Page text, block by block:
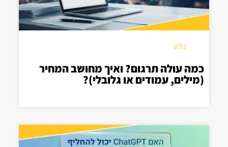
בלוג
כמה עולה תרגום? ואיך מחושב המחיר
(מילים, עמודים או גלובלי)?